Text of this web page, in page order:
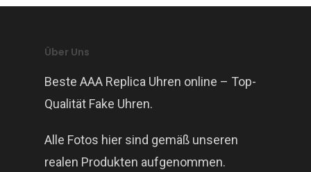
Über Uns
Beste AAA Replica Uhren online – Top-
Qualität Fake Uhren.
Alle Fotos hier sind gemäß unseren
realen Produkten aufgenommen.